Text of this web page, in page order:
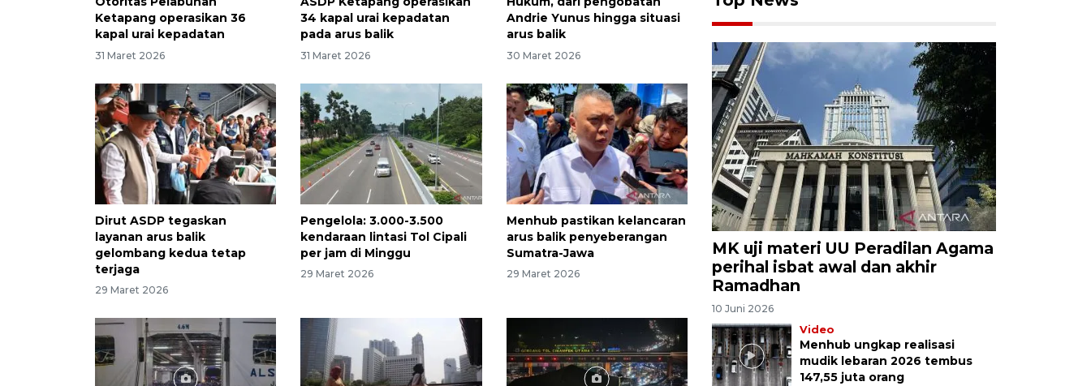
Ketapang operasikan 36
kapal urai kepadatan
31 Maret 2026
34 kapal urai kepadatan
pada arus balik
31 Maret 2026
Andrie Yunus hingga situasi
arus balik
30 Maret 2026
Dirut ASDP tegaskan
layanan arus balik
gelombang kedua tetap
terjaga
29 Maret 2026
Pengelola: 3.000-3.500
kendaraan lintasi Tol Cipali
per jam di Minggu
29 Maret 2026
Menhub pastikan kelancaran
arus balik penyeberangan
Sumatra-Jawa
29 Maret 2026
MK uji materi UU Peradilan Agama
perihal isbat awal dan akhir
Ramadhan
10 Juni 2026
Video
Menhub ungkap realisasi
mudik lebaran 2026 tembus
147,55 juta orang